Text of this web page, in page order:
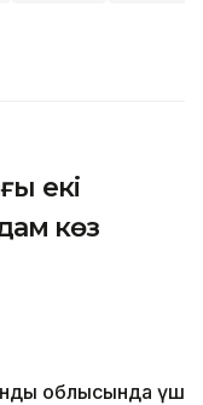
екі
көз
облысында үш